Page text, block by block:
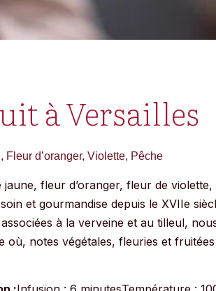
à Versailles
d’oranger, Violette, Pêche
fleur d’oranger, fleur de
et gourmandise depuis le XVIIe
à la verveine et au tilleul,
où, notes végétales, fleuries et